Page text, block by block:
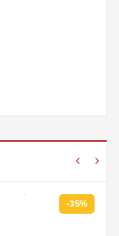
-35%